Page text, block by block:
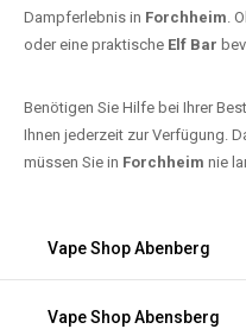
Dampferlebnis in Forchheim.
oder eine praktische Elf Bar
Benötigen Sie Hilfe bei Ihrer
Ihnen jederzeit zur Verfügung.
müssen Sie in Forchheim nie
Vape Shop Abenberg
Vape Shop Abensberg